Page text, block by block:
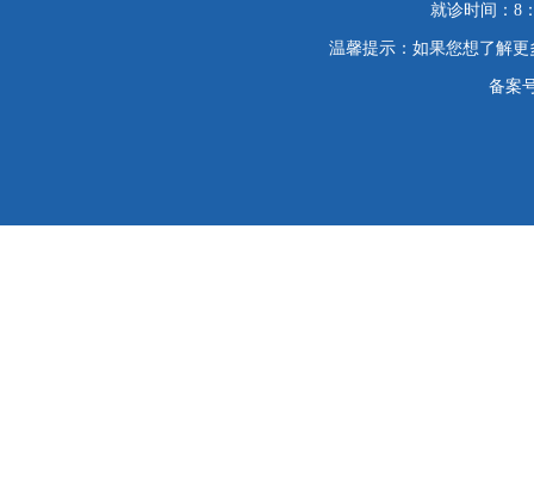
就诊时间：8
温馨提示：如果您想了解
备案